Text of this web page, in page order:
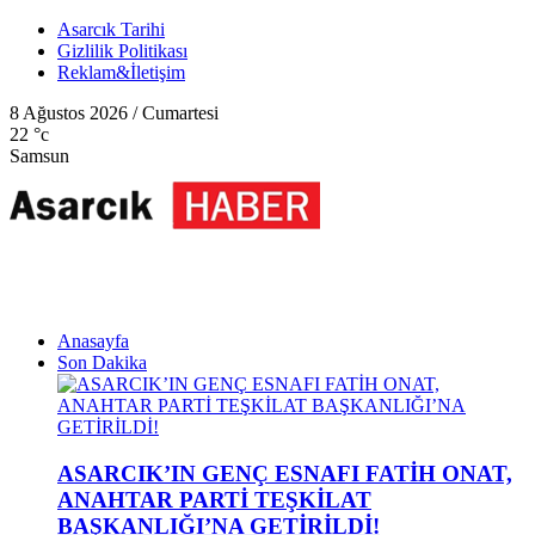
Asarcık Tarihi
Gizlilik Politikası
Reklam&İletişim
8 Ağustos 2026 / Cumartesi
22 °c
Samsun
Anasayfa
Son Dakika
ASARCIK’IN GENÇ ESNAFI FATİH ONAT,
ANAHTAR PARTİ TEŞKİLAT
BAŞKANLIĞI’NA GETİRİLDİ!